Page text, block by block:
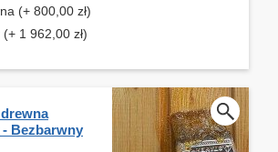
(+ 800,00 zł)
1 962,00 zł)
Bezbarwny